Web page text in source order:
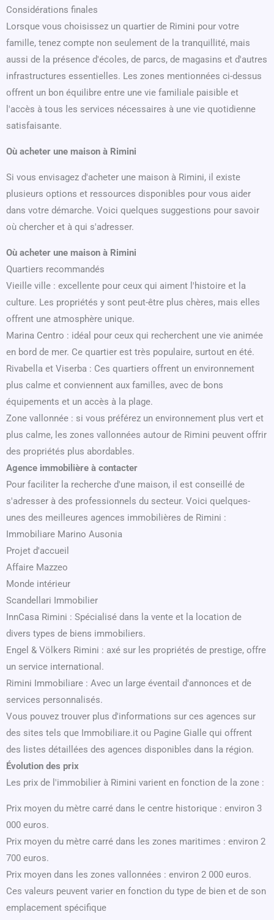
Considérations finales
Lorsque vous choisissez un quartier de Rimini pour votre
famille, tenez compte non seulement de la tranquillité, mais
aussi de la présence d'écoles, de parcs, de magasins et d'autres
infrastructures essentielles. Les zones mentionnées ci-dessus
offrent un bon équilibre entre une vie familiale paisible et
l'accès à tous les services nécessaires à une vie quotidienne
satisfaisante.
Où acheter une maison à Rimini
Si vous envisagez d'acheter une maison à Rimini, il existe
plusieurs options et ressources disponibles pour vous aider
dans votre démarche. Voici quelques suggestions pour savoir
où chercher et à qui s'adresser.
Où acheter une maison à Rimini
Quartiers recommandés
Vieille ville : excellente pour ceux qui aiment l'histoire et la
culture. Les propriétés y sont peut-être plus chères, mais elles
offrent une atmosphère unique.
Marina Centro : idéal pour ceux qui recherchent une vie animée
en bord de mer. Ce quartier est très populaire, surtout en été.
Rivabella et Viserba : Ces quartiers offrent un environnement
plus calme et conviennent aux familles, avec de bons
équipements et un accès à la plage.
Zone vallonnée : si vous préférez un environnement plus vert et
plus calme, les zones vallonnées autour de Rimini peuvent offrir
des propriétés plus abordables.
Agence immobilière à contacter
Pour faciliter la recherche d'une maison, il est conseillé de
s'adresser à des professionnels du secteur. Voici quelques-
unes des meilleures agences immobilières de Rimini :
Immobiliare Marino Ausonia
Projet d'accueil
Affaire Mazzeo
Monde intérieur
Scandellari Immobilier
InnCasa Rimini : Spécialisé dans la vente et la location de
divers types de biens immobiliers.
Engel & Völkers Rimini : axé sur les propriétés de prestige, offre
un service international.
Rimini Immobiliare : Avec un large éventail d'annonces et de
services personnalisés.
Vous pouvez trouver plus d'informations sur ces agences sur
des sites tels que Immobiliare.it ou Pagine Gialle qui offrent
des listes détaillées des agences disponibles dans la région.
Évolution des prix
Les prix de l'immobilier à Rimini varient en fonction de la zone :
Prix moyen du mètre carré dans le centre historique : environ 3
000 euros.
Prix moyen du mètre carré dans les zones maritimes : environ 2
700 euros.
Prix moyen dans les zones vallonnées : environ 2 000 euros.
Ces valeurs peuvent varier en fonction du type de bien et de son
emplacement spécifique